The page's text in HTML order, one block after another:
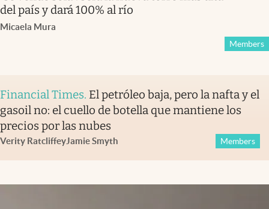
del país y dará 100% al río
Micaela Mura
Members
Financial Times. El petróleo baja, pero la nafta y el
gasoil no: el cuello de botella que mantiene los
precios por las nubes
Verity RatcliffeyJamie Smyth Members